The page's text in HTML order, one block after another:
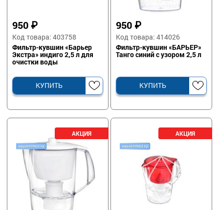
950 ₽
Код товара: 403758
Фильтр-кувшин «Барьер
Экстра» индиго 2,5 л для
очистки воды
КУПИТЬ
950 ₽
Код товара: 414026
Фильтр-кувшин «БАРЬЕР»
Танго синий с узором 2,5 л
КУПИТЬ